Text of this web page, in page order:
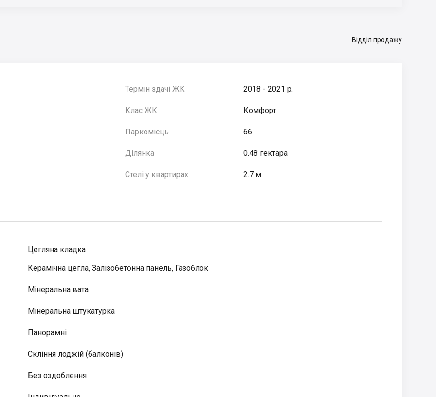
Відділ продажу
Термін здачі ЖК 2018 - 2021 р.
Клас ЖК Комфорт
Паркомісць 66
Ділянка 0.48 гектара
Стелі у квартирах 2.7 м
Цегляна кладка
Керамічна цегла, Залізобетонна панель, Газоблок
Мінеральна вата
Мінеральна штукатурка
Панорамні
Скління лоджій (балконів)
Без оздоблення